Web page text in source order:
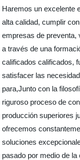
Haremos un excelente
alta calidad, cumplir
empresas de preventa,
a través de una
calificados calificados,
satisfacer las
para,Junto con la
riguroso proceso de
producción superiores
ofrecemos
soluciones
pasado por medio de